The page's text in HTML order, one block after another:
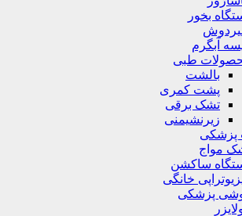
بخور
آبگرم
طبی
بالشت
پشت کمری
تشک برقی
زیرنشیمنی
پزشکی
مواج
ساکشن
خانگی
پزشکی